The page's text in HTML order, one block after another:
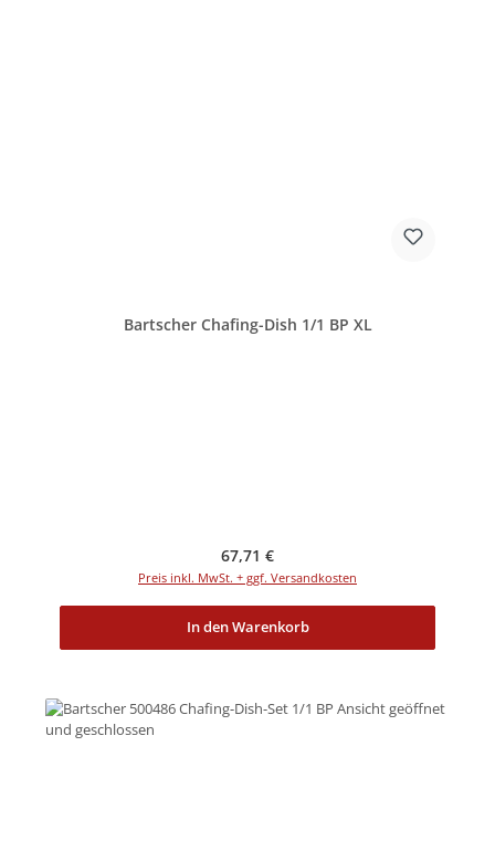
Bartscher Chafing-Dish 1/1 BP XL
Regulärer Preis:
67,71 €
Preis inkl. MwSt. + ggf. Versandkosten
In den Warenkorb